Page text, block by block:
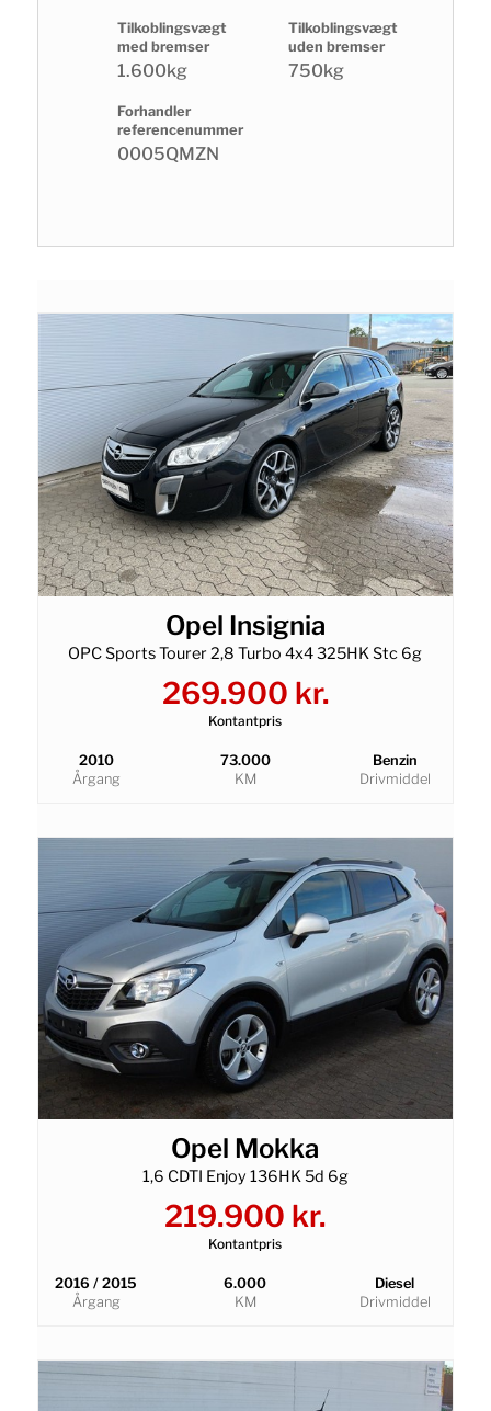
Tilkoblingsvægt
med bremser
1.600kg
Tilkoblingsvægt
uden bremser
750kg
Forhandler
referencenummer
0005QMZN
Opel Insignia
OPC Sports Tourer 2,8 Turbo 4x4 325HK Stc 6g
269.900 kr.
Kontantpris
2010
Årgang
73.000
KM
Benzin
Drivmiddel
Opel Mokka
1,6 CDTI Enjoy 136HK 5d 6g
219.900 kr.
Kontantpris
2016 / 2015
Årgang
6.000
KM
Diesel
Drivmiddel